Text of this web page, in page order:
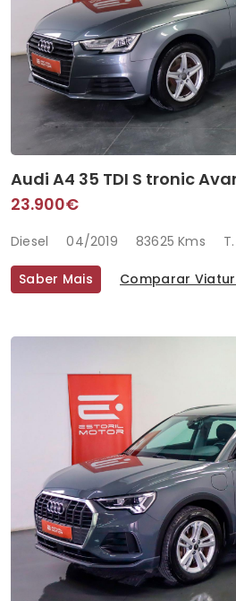
Audi A4 35 TDI S tronic
23.900€
Diesel 04/2019 83625 Kms
Saber Mais Comparar